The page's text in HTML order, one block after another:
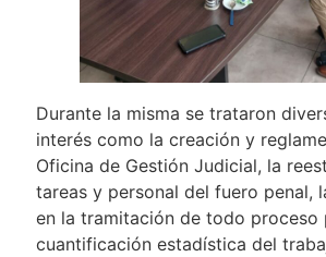
Durante la misma se trataron
interés como la creación y
Oficina de Gestión Judicial, la
tareas y personal del fuero penal,
en la tramitación de todo proceso
cuantificación estadística del